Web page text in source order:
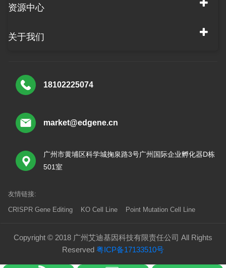
资源中心
关于我们
18102225074
market@edgene.cn
广州市黄埔区科学城掬泉路3号广州国际企业孵化器D栋
501室
友情链接:
CRISPR Gene Editing KO Cell Line Point Mutation Cell Line
Copyright © 2018 广州艾迪基因科技有限责任公司 All Rights
Reserved 粤ICP备17133510号